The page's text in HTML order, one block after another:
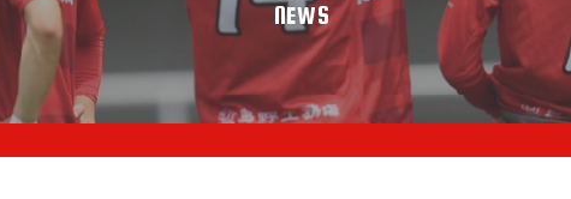
JUNIOR YOUTH
ジュニアユース
JUNIOR
ジュニア
SCHOOL
スクール
NEWS